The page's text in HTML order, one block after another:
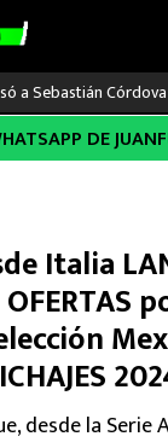
a Sebastián
DE
Italia
OFERTAS
desde la Serie